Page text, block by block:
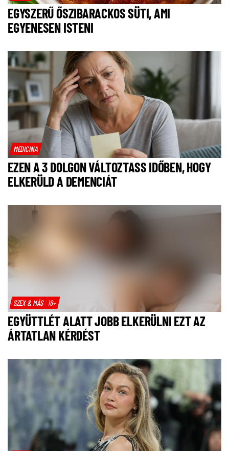
EGYSZERŰ ŐSZIBARACKOS SÜTI, AMI
EGYENESEN ISTENI
MEDICINA
EZEN A 3 DOLGON VÁLTOZTASS IDŐBEN, HOGY
ELKERÜLD A DEMENCIÁT
SZEX & MÁS 18+
EGYÜTTLÉT ALATT JOBB ELKERÜLNI EZT AZ
ÁRTATLAN KÉRDÉST